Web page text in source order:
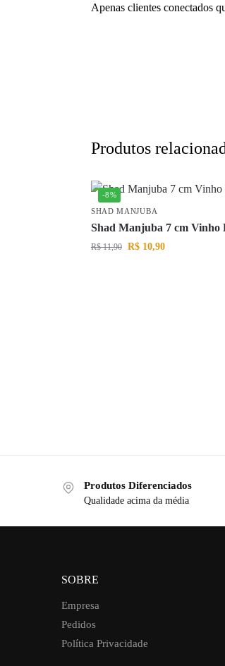
Apenas clientes conectados
Produtos
-8%
SHAD MANJUBA
Shad Manjuba 7 cm Vinho
R$11,90 R$10,90
Produtos Diferenciados
Qualidade acima da média
SOBRE
Empresa
Pedidos
Política Privacidade